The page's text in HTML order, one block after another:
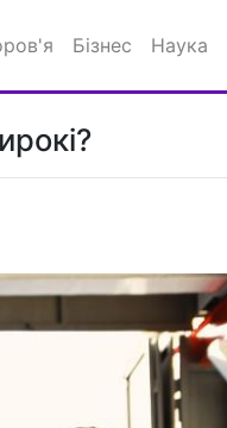
Бізнес Наука